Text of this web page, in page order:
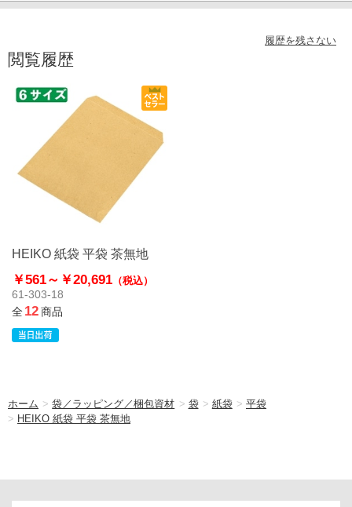
履歴を残さない
閲覧履歴
HEIKO 紙袋 平袋 茶無地
￥561～ ￥20,691 （税込）
61-303-18
全12商品
ホーム >袋／ラッピング／梱包資材 > 袋 > 紙袋 > 平袋
> HEIKO 紙袋 平袋 茶無地